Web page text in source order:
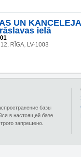
UN
ielā
RĪGA, LV-1003
базы
в настоящей базе
запрещено.